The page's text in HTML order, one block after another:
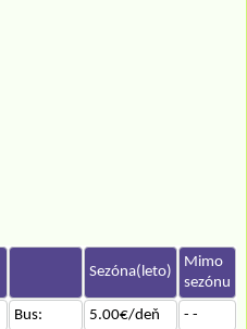
Sezóna(leto)
Mimo
sezónu
Bus: 5.00€/deň - -